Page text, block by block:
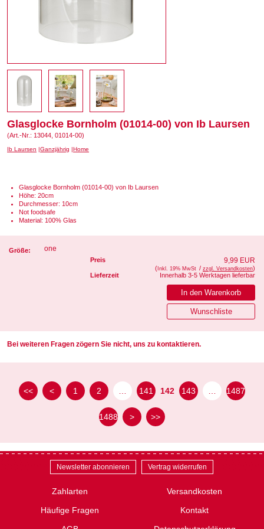
Glasglocke Bornholm (01014-00) von Ib Laursen
(Art.-Nr.: 13044, 01014-00)
Ib Laursen Ganzjährig Home
Glasglocke Bornholm (01014-00) von Ib Laursen
Höhe: 20cm
Durchmesser: 10cm
Not foodsafe
Material: 100% Glas
Größe: one
Preis 9,99 EUR
( Inkl. 19% MwSt / zzgl. Versandkosten)
Lieferzeit
Innerhalb 3-5 Werktagen lieferbar
Bei weiteren Fragen zögern Sie nicht, uns zu kontaktieren.
<< < 1 2 141 142 143 1487
1488 > >>
Newsletter abonnieren Vertrag widerrufen
Zahlarten
Versandkosten
Häufige Fragen
Kontakt